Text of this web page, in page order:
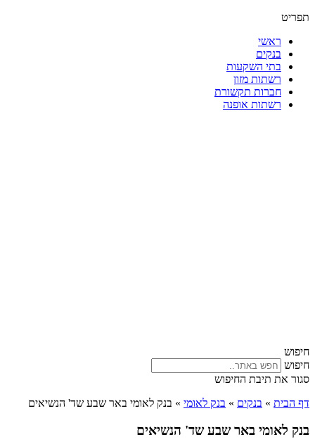
תפריט
ראשי
בנקים
בתי השקעות
רשתות מזון
חברות תקשורת
רשתות אופנה
חיפוש
חיפוש
סגור את תיבת החיפוש
דף הבית » בנקים » בנק לאומי » בנק לאומי באר שבע שד' הנשיאים
בנק לאומי באר שבע שד' הנשיאים